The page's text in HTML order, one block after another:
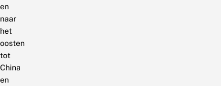
en
naar
het
oosten
tot
China
en